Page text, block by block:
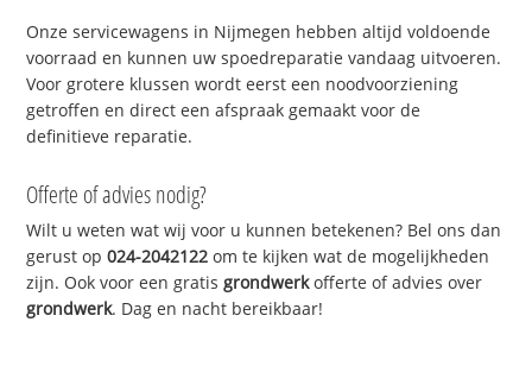
Onze servicewagens in Nijmegen hebben altijd voldoende
voorraad en kunnen uw spoedreparatie vandaag uitvoeren.
Voor grotere klussen wordt eerst een noodvoorziening
getroffen en direct een afspraak gemaakt voor de
definitieve reparatie.
Offerte of advies nodig?
Wilt u weten wat wij voor u kunnen betekenen? Bel ons dan
gerust op024-2042122 om te kijken wat de mogelijkheden
zijn. Ook voor een gratisgrondwerkofferte of advies over
grondwerk. Dag en nacht bereikbaar!